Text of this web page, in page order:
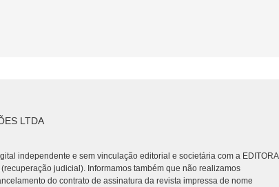
LTDA
independente e sem vinculação editorial e societária com a EDITORA
judicial). Informamos também que não realizamos
do contrato de assinatura da revista impressa de nome